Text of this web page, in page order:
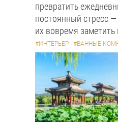
превратить
постоянный стресс
их вовремя заметить
#ИНТЕРЬЕР #ВАННЫЕ